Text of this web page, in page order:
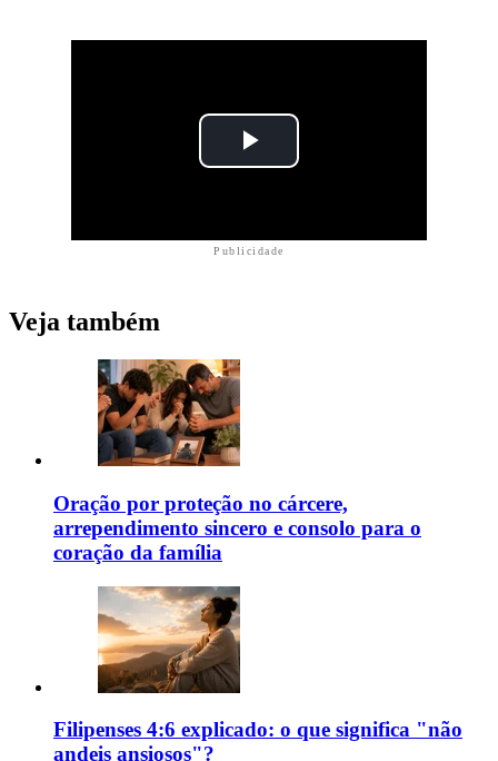
Publicidade
Veja também
Oração por proteção no cárcere,
arrependimento sincero e consolo para o
coração da família
Filipenses 4:6 explicado: o que significa "não
andeis ansiosos"?